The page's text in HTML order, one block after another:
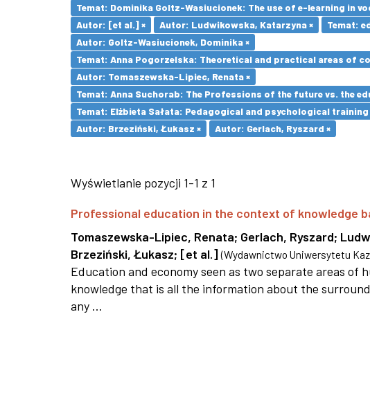
Temat: Dominika Goltz-Wasiucionek: The use of e-learning in
Autor: [et al.] ×
Autor: Ludwikowska, Katarzyna ×
Temat:
Autor: Goltz-Wasiucionek, Dominika ×
Temat: Anna Pogorzelska: Theoretical and practical areas of
Autor: Tomaszewska-Lipiec, Renata ×
Temat: Anna Suchorab: The Professions of the future vs. the
Temat: Elżbieta Sałata: Pedagogical and psychological
Autor: Brzeziński, Łukasz ×
Autor: Gerlach, Ryszard ×
Wyświetlanie pozycji 1-1 z 1
Professional education in the context of knowledge
Tomaszewska-Lipiec, Renata; Gerlach, Ryszard;
Brzeziński, Łukasz; [et al.] (Wydawnictwo Uniwersytetu
Education and economy seen as two separate areas
knowledge that is all the information about the
any ...